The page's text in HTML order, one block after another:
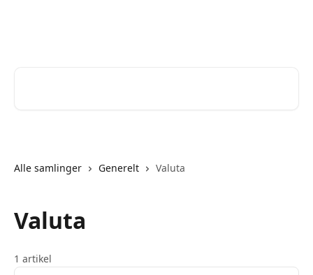
Alle samlinger Generelt Valuta
Valuta
1 artikel